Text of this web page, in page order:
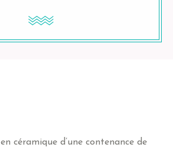
céramique d’une contenance de